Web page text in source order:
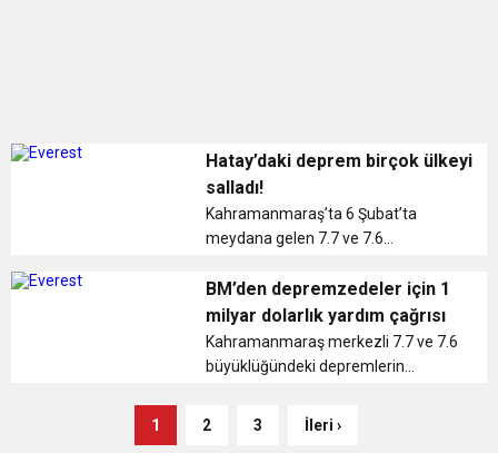
Hatay’daki deprem birçok ülkeyi
salladı!
Kahramanmaraş’ta 6 Şubat’ta
meydana gelen 7.7 ve 7.6
yıkıma yol açarken, bölge 15 gündür
artçı ve bağımsız depremlerle beşik
gibi sallanıyor. Afet ve Acil ...
BM’den depremzedeler için 1
milyar dolarlık yardım çağrısı
Kahramanmaraş merkezli 7.7 ve 7.6
büyüklüğündeki depremlerin
Birleşmiş Milletler (BM), son
1 2 3 İleri ›